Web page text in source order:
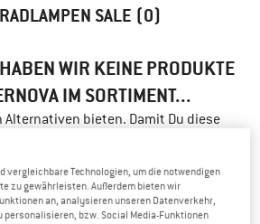
SALE (0)
WIR KEINE PRODUKTE
IM SORTIMENT...
Alternativen bieten. Damit Du diese
Seiteund versuche es mit
Filterwerten.
vergleichbare Technologien, um die notwendigen
zu gewährleisten. Außerdem bieten wir
an, analysieren unseren Datenverkehr,
personalisieren, bzw. Social Media-Funktionen